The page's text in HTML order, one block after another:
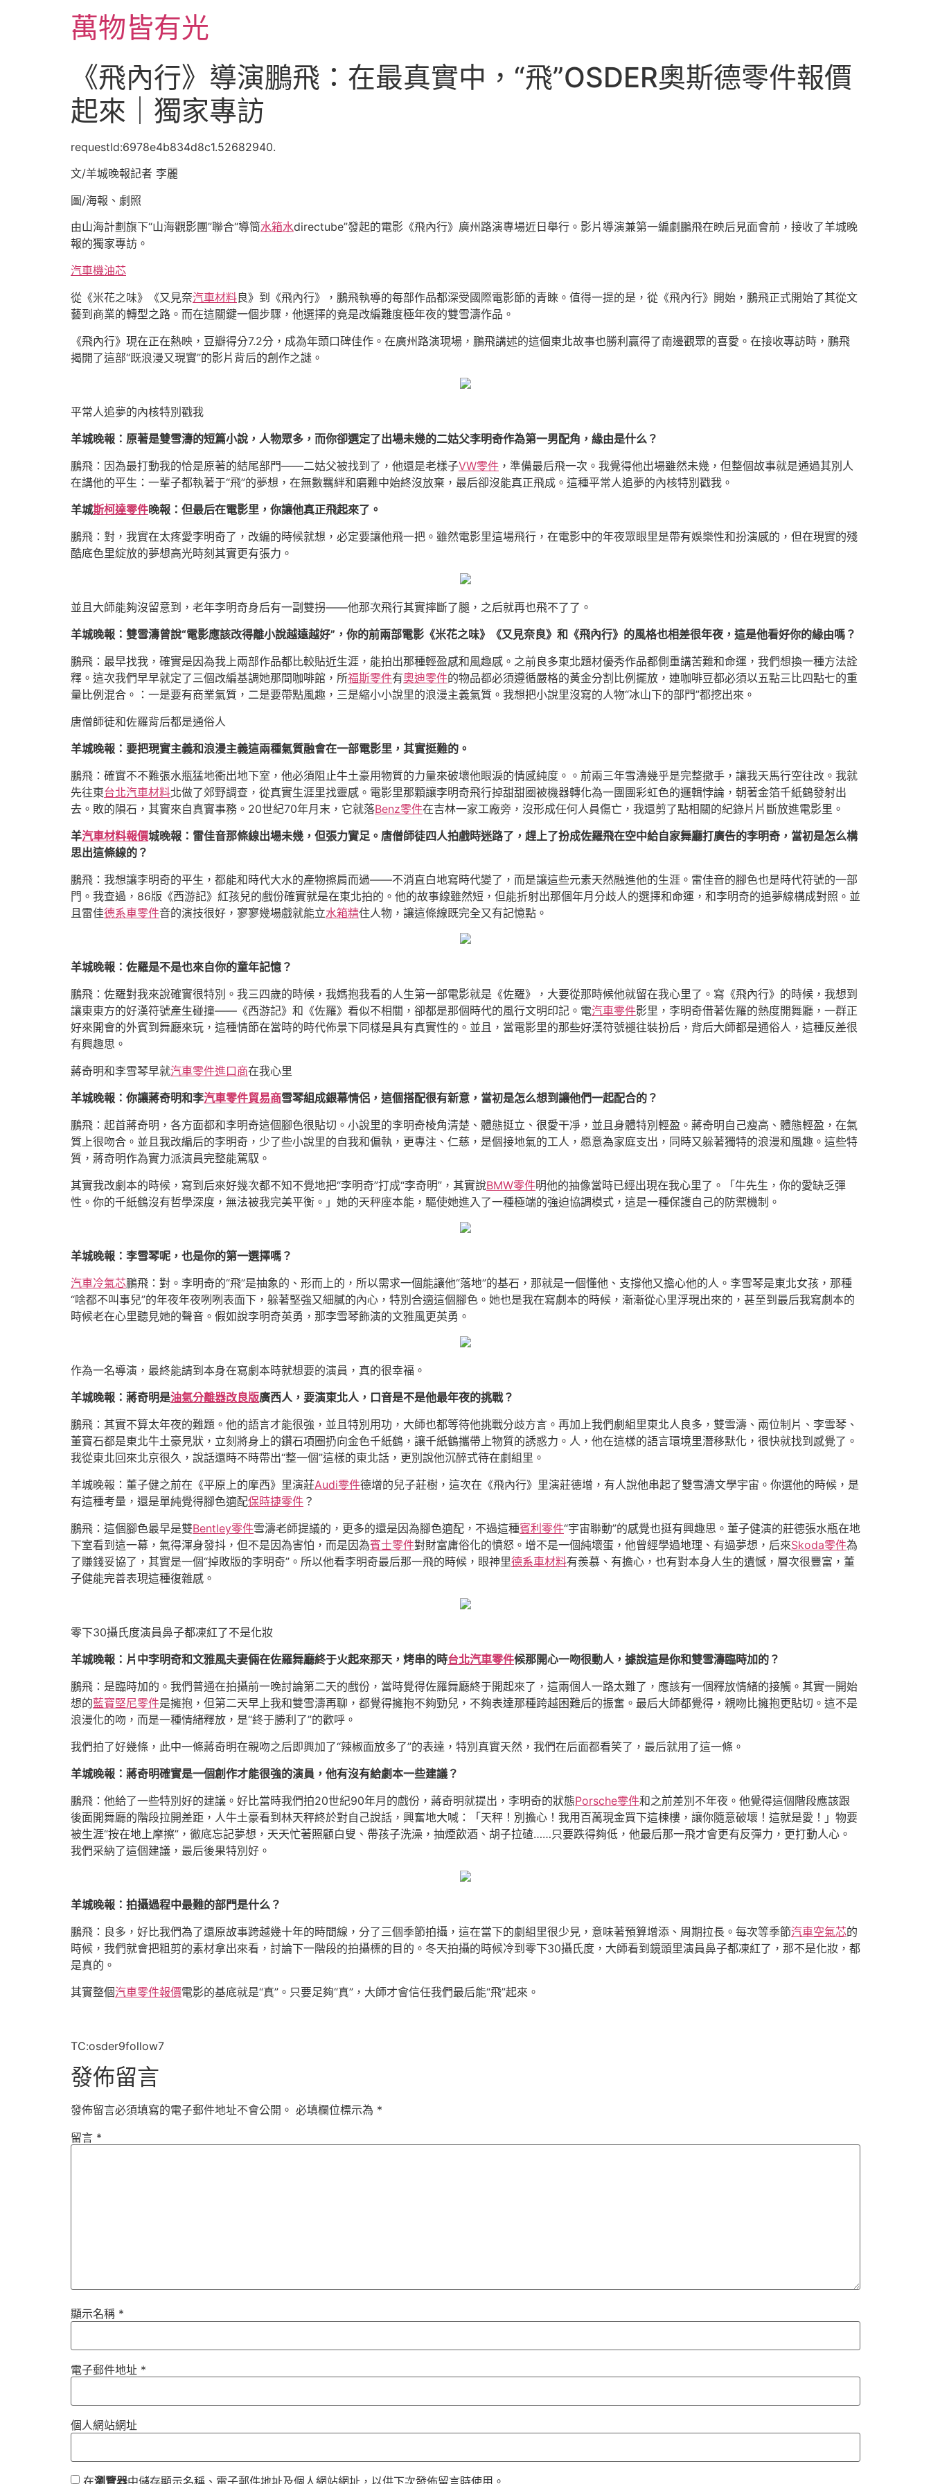
萬物皆有光
《飛內行》導演鵬飛：在最真實中，“飛”OSDER奧斯德零件報價
起來｜獨家專訪
requestId:6978e4b834d8c1.52682940.
文/羊城晚報記者 李麗
圖/海報、劇照
由山海計劃旗下“山海觀影團”聯合“導筒水箱水directube”發起的電影《飛內行》廣州路演專場近日舉行。影片導演兼第一編劇鵬飛在映后見面會前，接收了羊城晚
報的獨家專訪。
汽車機油芯
從《米花之味》《又見奈汽車材料良》到《飛內行》，鵬飛執導的每部作品都深受國際電影節的青睞。值得一提的是，從《飛內行》開始，鵬飛正式開始了其從文
藝到商業的轉型之路。而在這關鍵一個步驟，他選擇的竟是改編難度極年夜的雙雪濤作品。
《飛內行》現在正在熱映，豆瓣得分7.2分，成為年頭口碑佳作。在廣州路演現場，鵬飛講述的這個東北故事也勝利贏得了南邊觀眾的喜愛。在接收專訪時，鵬飛
揭開了這部“既浪漫又現實”的影片背后的創作之謎。
平常人追夢的內核特別戳我
羊城晚報：原著是雙雪濤的短篇小說，人物眾多，而你卻選定了出場未幾的二姑父李明奇作為第一男配角，緣由是什么？
鵬飛：因為最打動我的恰是原著的結尾部門——二姑父被找到了，他還是老樣子VW零件 ，準備最后飛一次。我覺得他出場雖然未幾，但整個故事就是通過其別人
在講他的平生：一輩子都執著于“飛”的夢想，在無數羈絆和磨難中始終沒放棄，最后卻沒能真正飛成。這種平常人追夢的內核特別戳我。
羊城斯柯達零件晚報：但最后在電影里，你讓他真正飛起來了。
鵬飛：對，我實在太疼愛李明奇了，改編的時候就想，必定要讓他飛一把。雖然電影里這場飛行，在電影中的年夜眾眼里是帶有娛樂性和扮演感的，但在現實的殘
酷底色里綻放的夢想高光時刻其實更有張力。
並且大師能夠沒留意到，老年李明奇身后有一副雙拐——他那次飛行其實摔斷了腿，之后就再也飛不了了。
羊城晚報：雙雪濤曾說“電影應該改得離小說越遠越好”，你的前兩部電影《米花之味》《又見奈良》和《飛內行》的風格也相差很年夜，這是他看好你的緣由嗎？
鵬飛：最早找我，確實是因為我上兩部作品都比較貼近生涯，能拍出那種輕盈感和風趣感。之前良多東北題材優秀作品都側重講苦難和命運，我們想換一種方法詮
釋。這次我們早早就定了三個改編基調她那間咖啡館，所福斯零件有奧迪零件的物品都必須遵循嚴格的黃金分割比例擺放，連咖啡豆都必須以五點三比四點七的重
量比例混合。：一是要有商業氣質，二是要帶點風趣，三是縮小小說里的浪漫主義氣質。我想把小說里沒寫的人物“冰山下的部門”都挖出來。
唐僧師徒和佐羅背后都是通俗人
羊城晚報：要把現實主義和浪漫主義這兩種氣質融會在一部電影里，其實挺難的。
鵬飛：確實不不難張水瓶猛地衝出地下室，他必須阻止牛土豪用物質的力量來破壞他眼淚的情感純度。。前兩三年雪濤幾乎是完整撒手，讓我天馬行空往改。我就
先往東台北汽車材料北做了郊野調查，從真實生涯里找靈感。電影里那顆讓李明奇飛行掉甜甜圈被機器轉化為一團團彩虹色的邏輯悖論，朝著金箔千紙鶴發射出
去。敗的隕石，其實來自真實事務。20世紀70年月末，它就落Benz零件在吉林一家工廠旁，沒形成任何人員傷亡，我還剪了點相關的紀錄片片斷放進電影里。
羊汽車材料報價城晚報：雷佳音那條線出場未幾，但張力實足。唐僧師徒四人拍戲時迷路了，趕上了扮成佐羅飛在空中給自家舞廳打廣告的李明奇，當初是怎么構
思出這條線的？
鵬飛：我想讓李明奇的平生，都能和時代大水的產物擦肩而過——不消直白地寫時代變了，而是讓這些元素天然融進他的生涯。雷佳音的腳色也是時代符號的一部
門。我查過，86版《西游記》紅孩兒的戲份確實就是在東北拍的。他的故事線雖然短，但能折射出那個年月分歧人的選擇和命運，和李明奇的追夢線構成對照。並
且雷佳德系車零件音的演技很好，寥寥幾場戲就能立水箱精住人物，讓這條線既完全又有記憶點。
羊城晚報：佐羅是不是也來自你的童年記憶？
鵬飛：佐羅對我來說確實很特別。我三四歲的時候，我媽抱我看的人生第一部電影就是《佐羅》，大要從那時候他就留在我心里了。寫《飛內行》的時候，我想到
讓東東方的好漢符號產生碰撞——《西游記》和《佐羅》看似不相關，卻都是那個時代的風行文明印記。電汽車零件影里，李明奇借著佐羅的熱度開舞廳，一群正
好來開會的外賓到舞廳來玩，這種情節在當時的時代佈景下同樣是具有真實性的。並且，當電影里的那些好漢符號褪往裝扮后，背后大師都是通俗人，這種反差很
有興趣思。
蔣奇明和李雪琴早就汽車零件進口商在我心里
羊城晚報：你讓蔣奇明和李汽車零件貿易商雪琴組成銀幕情侶，這個搭配很有新意，當初是怎么想到讓他們一起配合的？
鵬飛：起首蔣奇明，各方面都和李明奇這個腳色很貼切。小說里的李明奇棱角清楚、體態挺立、很愛干凈，並且身體特別輕盈。蔣奇明自己瘦高、體態輕盈，在氣
質上很吻合。並且我改編后的李明奇，少了些小說里的自我和偏執，更專注、仁慈，是個接地氣的工人，愿意為家庭支出，同時又躲著獨特的浪漫和風趣。這些特
質，蔣奇明作為實力派演員完整能駕馭。
其實我改劇本的時候，寫到后來好幾次都不知不覺地把“李明奇”打成“李奇明”，其實說BMW零件明他的抽像當時已經出現在我心里了。「牛先生，你的愛缺乏彈
性。你的千紙鶴沒有哲學深度，無法被我完美平衡。」她的天秤座本能，驅使她進入了一種極端的強迫協調模式，這是一種保護自己的防禦機制。
羊城晚報：李雪琴呢，也是你的第一選擇嗎？
汽車冷氣芯鵬飛：對。李明奇的“飛”是抽象的、形而上的，所以需求一個能讓他“落地”的基石，那就是一個懂他、支撐他又擔心他的人。李雪琴是東北女孩，那種
“啥都不叫事兒”的年夜年夜咧咧表面下，躲著堅強又細膩的內心，特別合適這個腳色。她也是我在寫劇本的時候，漸漸從心里浮現出來的，甚至到最后我寫劇本的
時候老在心里聽見她的聲音。假如說李明奇英勇，那李雪琴飾演的文雅風更英勇。
作為一名導演，最終能請到本身在寫劇本時就想要的演員，真的很幸福。
羊城晚報：蔣奇明是油氣分離器改良版廣西人，要演東北人，口音是不是他最年夜的挑戰？
鵬飛：其實不算太年夜的難題。他的語言才能很強，並且特別用功，大師也都等待他挑戰分歧方言。再加上我們劇組里東北人良多，雙雪濤、兩位制片、李雪琴、
董寶石都是東北牛土豪見狀，立刻將身上的鑽石項圈扔向金色千紙鶴，讓千紙鶴攜帶上物質的誘惑力。人，他在這樣的語言環境里潛移默化，很快就找到感覺了。
我從東北回來北京很久，說話還時不時帶出“整一個”這樣的東北話，更別說他沉醉式待在劇組里。
羊城晚報：董子健之前在《平原上的摩西》里演莊Audi零件德增的兒子莊樹，這次在《飛內行》里演莊德增，有人說他串起了雙雪濤文學宇宙。你選他的時候，是
有這種考量，還是單純覺得腳色適配保時捷零件 ？
鵬飛：這個腳色最早是雙Bentley零件雪濤老師提議的，更多的還是因為腳色適配，不過這種賓利零件“宇宙聯動”的感覺也挺有興趣思。董子健演的莊德張水瓶在地
下室看到這一幕，氣得渾身發抖，但不是因為害怕，而是因為賓士零件對財富庸俗化的憤怒。增不是一個純壞蛋，他曾經學過地理、有過夢想，后來Skoda零件為
了賺錢妥協了，其實是一個“掉敗版的李明奇”。所以他看李明奇最后那一飛的時候，眼神里德系車材料有羨慕、有擔心，也有對本身人生的遺憾，層次很豐富，董
子健能完善表現這種復雜感。
零下30攝氏度演員鼻子都凍紅了不是化妝
羊城晚報：片中李明奇和文雅風夫妻倆在佐羅舞廳終于火起來那天，烤串的時台北汽車零件候那開心一吻很動人，據說這是你和雙雪濤臨時加的？
鵬飛：是臨時加的。我們普通在拍攝前一晚討論第二天的戲份，當時覺得佐羅舞廳終于開起來了，這兩個人一路太難了，應該有一個釋放情緒的接觸。其實一開始
想的藍寶堅尼零件是擁抱，但第二天早上我和雙雪濤再聊，都覺得擁抱不夠勁兒，不夠表達那種跨越困難后的振奮。最后大師都覺得，親吻比擁抱更貼切。這不是
浪漫化的吻，而是一種情緒釋放，是“終于勝利了”的歡呼。
我們拍了好幾條，此中一條蔣奇明在親吻之后即興加了“辣椒面放多了”的表達，特別真實天然，我們在后面都看笑了，最后就用了這一條。
羊城晚報：蔣奇明確實是一個創作才能很強的演員，他有沒有給劇本一些建議？
鵬飛：他給了一些特別好的建議。好比當時我們拍20世紀90年月的戲份，蔣奇明就提出，李明奇的狀態Porsche零件和之前差別不年夜。他覺得這個階段應該跟
後面開舞廳的階段拉開差距，人牛土豪看到林天秤終於對自己說話，興奮地大喊：「天秤！別擔心！我用百萬現金買下這棟樓，讓你隨意破壞！這就是愛！」物要
被生涯“按在地上摩擦”，徹底忘記夢想，天天忙著照顧白叟、帶孩子洗澡，抽煙飲酒、胡子拉碴……只要跌得夠低，他最后那一飛才會更有反彈力，更打動人心。
我們采納了這個建議，最后後果特別好。
羊城晚報：拍攝過程中最難的部門是什么？
鵬飛：良多，好比我們為了還原故事跨越幾十年的時間線，分了三個季節拍攝，這在當下的劇組里很少見，意味著預算增添、周期拉長。每次等季節汽車空氣芯的
時候，我們就會把粗剪的素材拿出來看，討論下一階段的拍攝標的目的。冬天拍攝的時候冷到零下30攝氏度，大師看到鏡頭里演員鼻子都凍紅了，那不是化妝，都
是真的。
其實整個汽車零件報價電影的基底就是“真”。只要足夠“真”，大師才會信任我們最后能“飛”起來。
TC:osder9follow7
發佈留言
發佈留言必須填寫的電子郵件地址不會公開。 必填欄位標示為 *
留言 *
顯示名稱 *
電子郵件地址 *
個人網站網址
在瀏覽器中儲存顯示名稱、電子郵件地址及個人網站網址，以供下次發佈留言時使用。